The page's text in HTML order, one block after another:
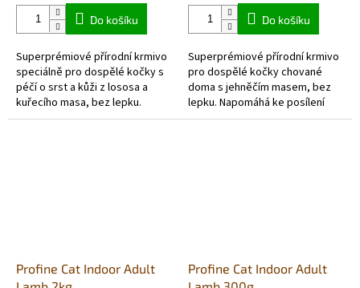
Do košíku
Superprémiové přírodní krmivo
speciálně pro dospělé kočky s
péčí o srst a kůži z lososa a
kuřecího masa, bez lepku.
Napomáhá k posílení imunity a
Do košíku
Superprémiové přírodní krmivo
pro dospělé kočky chované
doma s jehněčím masem, bez
lepku. Napomáhá ke posílení
imunity a losový olej, který je v
Profine Cat Indoor Adult
Profine Cat Indoor Adult